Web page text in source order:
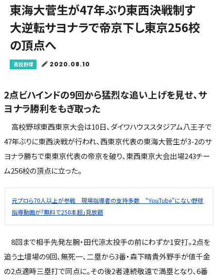
東海大菅生が47年ぶり東西決戦制す
大逆転サヨナラで帝京下し東京256校
の頂点へ
高校野球 2020.08.10
2点ビハインドの9回から猛烈な追い上げを見せ、サ
ヨナラ勝利をもぎ取った
高校野球東西東京大会は10日、ダイワハウススタジアム八王子で
47年ぶりに東西決戦が行われ、西東京代表の東海大菅生が3-2のサ
ヨナラ勝ちで東東京代表の帝京を破り、東西東京大会出場243チー
ム256校の頂点に立った。
元プロら70人以上が参戦 現場指導者の支持多数 “YouTube”にない野球
指導動画が「無料で250本超」見放題
8回まで相手先発左腕・田代涼太投手の前にわずか1安打。2点を
追う土壇場の9回、無死一、二塁から3番・森下晴貴外野手が値千金
の2点適時三塁打で同点に。その後2者連続敬遠で満塁となり、6番